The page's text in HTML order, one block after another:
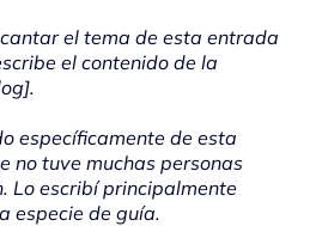
el tema de esta entrada
el contenido de la
específicamente de esta
no tuve muchas personas
Lo escribí principalmente
especie de guía.